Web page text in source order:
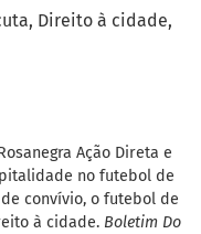
Direito à cidade
Ação Direta e
no futebol de
convívio, o futebol de
à cidade. Boletim Do